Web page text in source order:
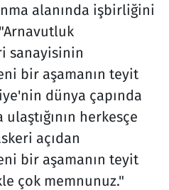
alanında işbirliğini
sanayisinin
bir aşamanın teyit
dünya çapında
herkesçe
açıdan
bir aşamanın teyit
çok memnunuz."